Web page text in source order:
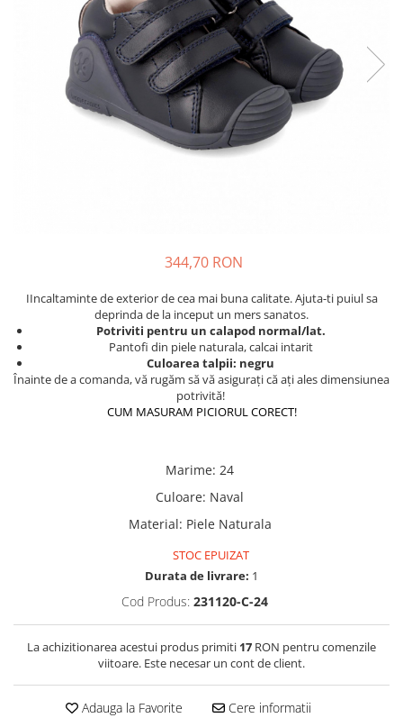
344,70 RON
IIncaltaminte de exterior de cea mai buna calitate. Ajuta-ti puiul sa
deprinda de la inceput un mers sanatos.
Potriviti pentru un calapod normal/lat.
Pantofi din piele naturala, calcai intarit
Culoarea talpii: negru
Înainte de a comanda, vă rugăm să vă asigurați că ați ales dimensiunea
potrivită!
CUM MASURAM PICIORUL CORECT!
Marime: 24
Culoare: Naval
Material: Piele Naturala
STOC EPUIZAT
Durata de livrare: 1
Cod Produs: 231120-C-24
La achizitionarea acestui produs primiti 17 RON pentru comenzile
viitoare. Este necesar un cont de client.
Adauga la Favorite Cere informatii